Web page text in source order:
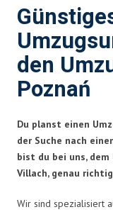
den
Poznań
Du planst einen
der Suche nach
bist du bei uns,
Villach, genau
Wir sind spezialisiert